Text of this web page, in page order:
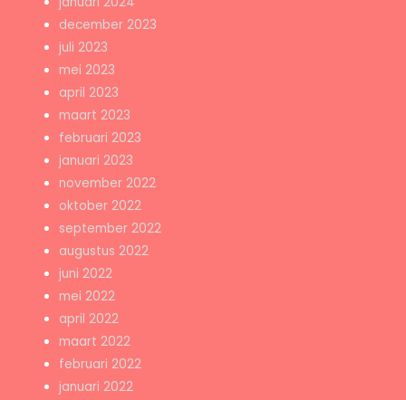
december 2023
juli 2023
mei 2023
april 2023
maart 2023
februari 2023
januari 2023
november 2022
oktober 2022
september 2022
augustus 2022
juni 2022
mei 2022
april 2022
maart 2022
februari 2022
januari 2022